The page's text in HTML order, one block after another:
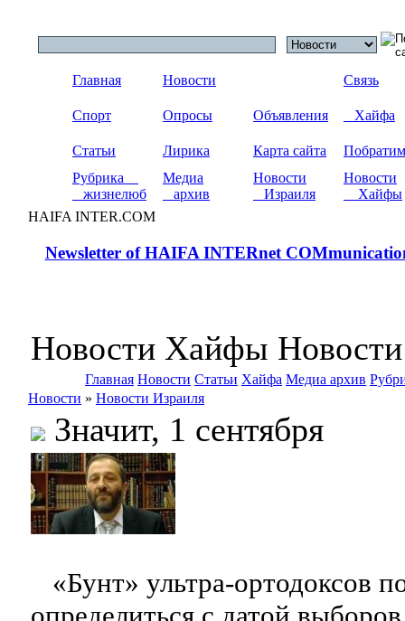
Главная Новости Связь
Спорт Опросы Объявления Хайфа
Статьи Лирика Карта сайта
Рубрика
жизнелюб
Медиа
архив
Новости
Израиля
Новости
Хайфы
HAIFA INTER.COM
Newsletter of HAIFA INTERnet
Новости Хайфы
Главная Новости Статьи Хайфа Медиа архив
Новости » Новости Израиля
Значит, 1 сентября
«Бунт» ультра-ортодоксов